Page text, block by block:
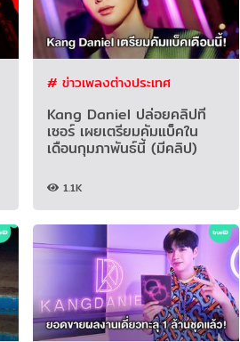
# ข่าวเพลงต่างประเทศ
Kang Daniel ปล่อยคลิปที
เซอร์ เผยเตรียมคัมแบ็คใน
เดือนกุมภาพันธ์นี้ (มีคลิป)
1.1K